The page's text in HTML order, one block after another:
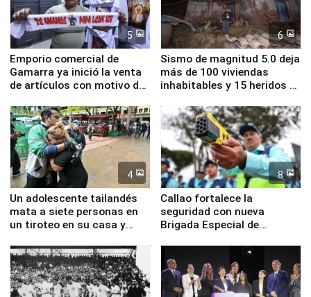
5
Emporio comercial de
Gamarra ya inició la venta
de artículos con motivo de
6
Sismo de magnitud 5.0 deja
más de 100 viviendas
inhabitables y 15 heridos en
4
Un adolescente tailandés
mata a siete personas en
un tiroteo en su casa y
8
Callao fortalece la
seguridad con nueva
Brigada Especial de
equipamiento para
Serenazgo